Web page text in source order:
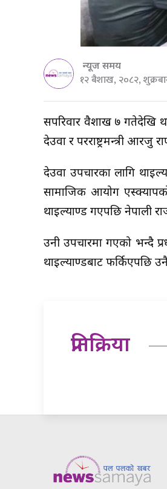
न्यूज समय
१२ बैशाख, २०८२,
सपरिवार वैशाख ७ गतेदेखि
देउवा र परराष्ट्रमन्त्री
देउवा उपचारका लागि
सामाजिक आयोग
थाइल्याण्ड गएपछि नेपाली
उनी उपचारमा गएको भन्दै
थाइल्याण्डबाट फर्किएपछि
प्रतिक्रिया